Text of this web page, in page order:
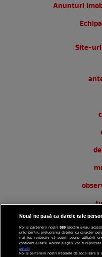
Anunturi
Site-
Nouă ne pasă ca datele tale
Noi și partenerii noștri589 stocăm și/sau
unici pentru prelucrarea datelor cu caracter
mai jos, respectiv vă puteți opune utilizării
confidențialitate. Aceste alegeri vor fi
detalii
Noi si partenerii nostri (retelele de socializare